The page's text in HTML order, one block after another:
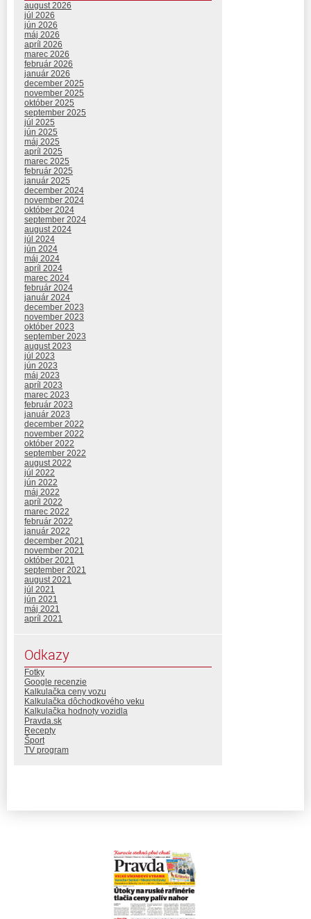
august 2026
júl 2026
jún 2026
máj 2026
apríl 2026
marec 2026
február 2026
január 2026
december 2025
november 2025
október 2025
september 2025
júl 2025
jún 2025
máj 2025
apríl 2025
marec 2025
február 2025
január 2025
december 2024
november 2024
október 2024
september 2024
august 2024
júl 2024
jún 2024
máj 2024
apríl 2024
marec 2024
február 2024
január 2024
december 2023
november 2023
október 2023
september 2023
august 2023
júl 2023
jún 2023
máj 2023
apríl 2023
marec 2023
február 2023
január 2023
december 2022
november 2022
október 2022
september 2022
august 2022
júl 2022
jún 2022
máj 2022
apríl 2022
marec 2022
február 2022
január 2022
december 2021
november 2021
október 2021
september 2021
august 2021
júl 2021
jún 2021
máj 2021
apríl 2021
Odkazy
Fotky
Google recenzie
Kalkulačka ceny vozu
Kalkulačka dôchodkového veku
Kalkulačka hodnoty vozidla
Pravda.sk
Recepty
Šport
TV program